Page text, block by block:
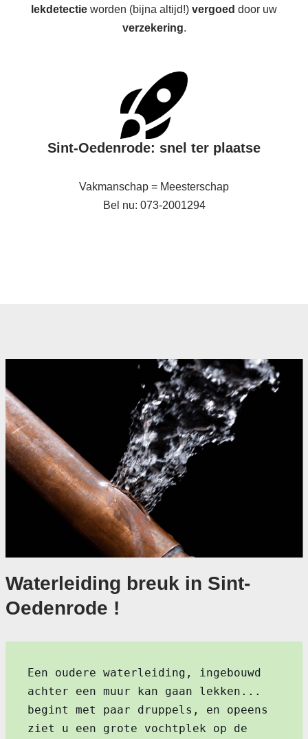
lekdetectie worden (bijna altijd!) vergoed door uw
verzekering.
Sint-Oedenrode: snel ter plaatse
Vakmanschap = Meesterschap
Bel nu: 073-2001294
Waterleiding breuk in Sint-
Oedenrode !
Een oudere waterleiding, ingebouwd
achter een muur kan gaan lekken...
begint met paar druppels, en opeens
ziet u een grote vochtplek op de